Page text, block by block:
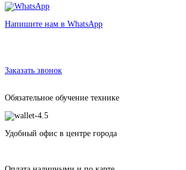
Напишите нам в WhatsApp
Заказать звонок
Обязательное обучение технике
Удобный офис в центре города